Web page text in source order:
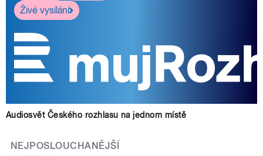
Živé vysílání
Audiosvět Českého rozhlasu na jednom místě
NEJPOSLOUCHANĚJŠÍ